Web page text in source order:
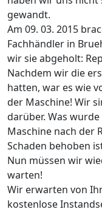
gewandt.
Am 09. 03. 2015
Fachhändler in
wir sie abgeholt:
Nachdem wir die
hatten, war es wie
der Maschine! Wir
darüber. Was
Maschine nach der
Schaden behoben
Nun müssen wir
warten!
Wir erwarten von
kostenlose